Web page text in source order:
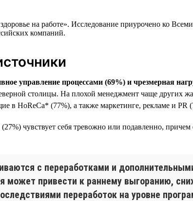
на работе». Исследование приурочено ко
компаний.
управление процессами (69%) и чрезмерная
столицы. На плохой менеджмент чаще других
в HoReCa* (77%), а также маркетинге, рекламе и PR
чувствует себя тревожно или подавленно,
с переработками и
может привести к раннему выгоранию,
переработок на уровне